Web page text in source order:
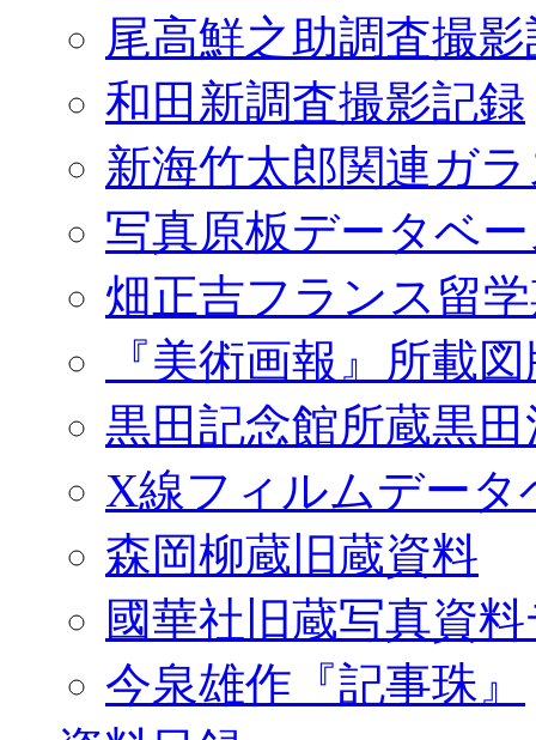
尾高鮮之助調査撮
和田新調査撮影記録
新海竹太郎関連ガ
写真原板データベ
畑正吉フランス留
『美術画報』所載
黒田記念館所蔵黒
X線フィルムデータ
森岡柳蔵旧蔵資料
國華社旧蔵写真資
今泉雄作『記事珠』